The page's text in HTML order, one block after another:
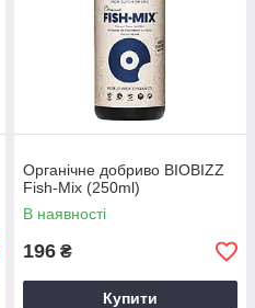
Органічне добриво BIOBIZZ
Fish-Mix (250ml)
В наявності
196 ₴
Купити